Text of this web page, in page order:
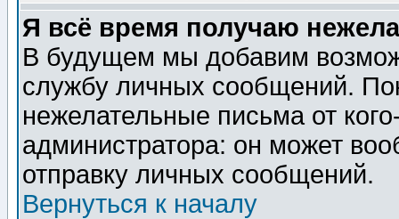
Я всё время получаю
В будущем мы добавим
службу личных сообщений.
нежелательные письма от
администратора: он может
отправку личных сообщений.
Вернуться к началу